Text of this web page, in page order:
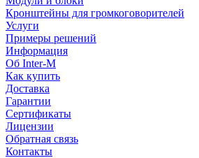
Кронштейны для громкоговорителей
Услуги
Примеры решений
Информация
Об Inter-M
Как купить
Доставка
Гарантии
Сертификаты
Лицензии
Обратная связь
Контакты